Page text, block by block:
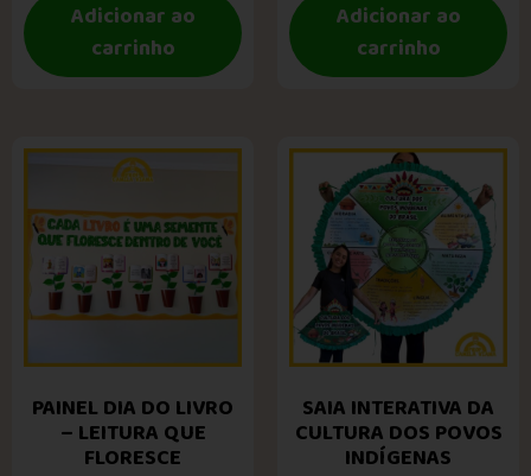
Adicionar ao
carrinho
Adicionar ao
carrinho
PAINEL DIA DO LIVRO
– LEITURA QUE
FLORESCE
SAIA INTERATIVA DA
CULTURA DOS POVOS
INDÍGENAS